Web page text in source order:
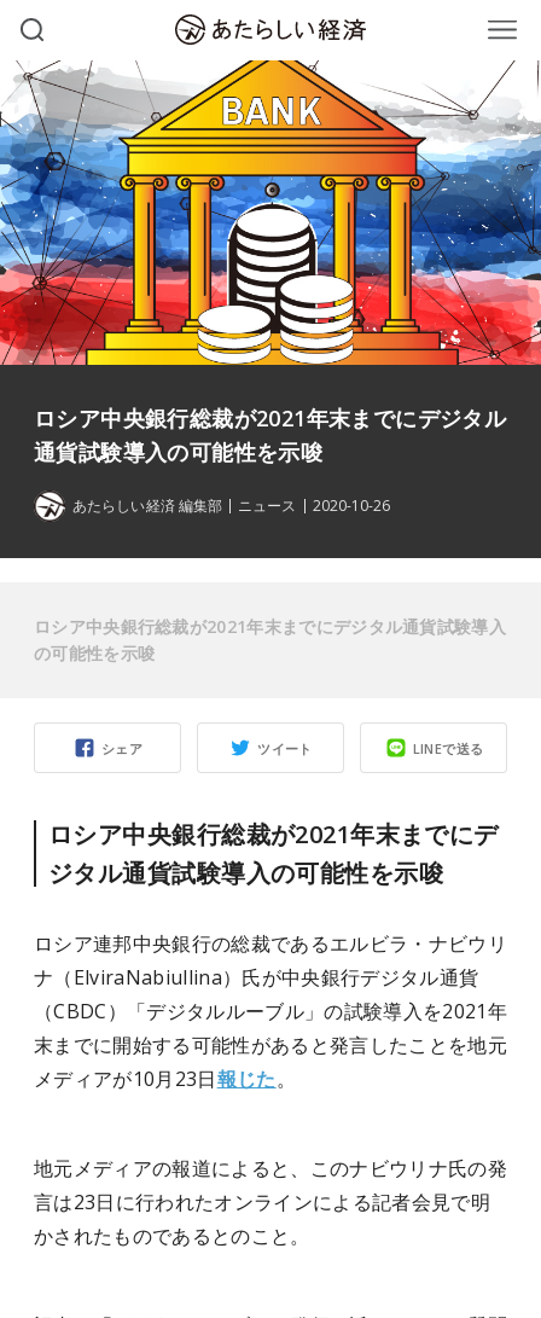
ロシア中央銀行総裁が2021年末までにデジタル
通貨試験導入の可能性を示唆
あたらしい経済 編集部 ニュース 2020-10-26
シェア ツイート LINEで送る
ロシア中央銀行総裁が2021年末までにデ
ジタル通貨試験導入の可能性を示唆
ロシア連邦中央銀行の総裁であるエルビラ・ナビウリ
ナ（ElviraNabiullina）氏が中央銀行デジタル通貨
（CBDC）「デジタルルーブル」の試験導入を2021年
末までに開始する可能性があると発言したことを地元
メディアが10月23日報じた。
地元メディアの報道によると、このナビウリナ氏の発
言は23日に行われたオンラインによる記者会見で明
かされたものであるとのこと。
ロシア中央銀行総裁が2021年末までにデジタル通貨試験導入
の可能性を示唆